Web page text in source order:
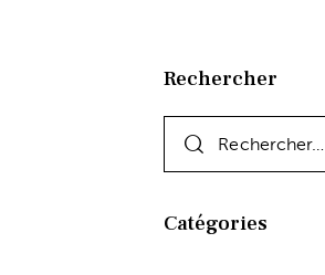
Rechercher
Catégories